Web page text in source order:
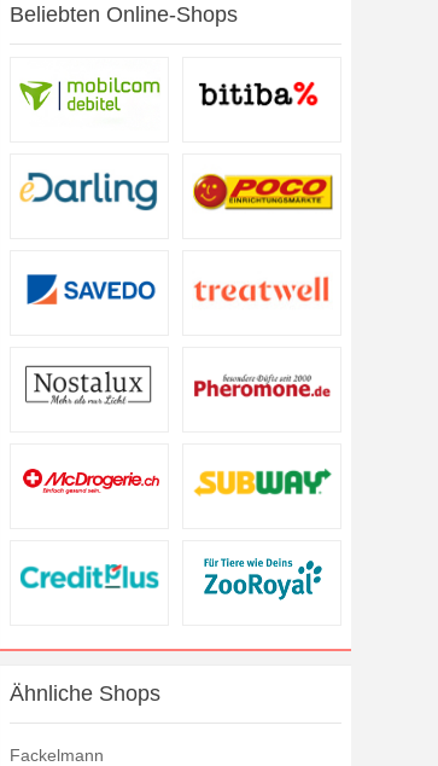
Beliebten Online-Shops
Ähnliche Shops
Fackelmann